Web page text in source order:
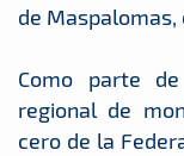
de Maspalomas,
Como parte
regional de
cero de la